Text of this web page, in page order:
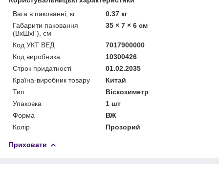
Вага в пакованні, кг
0.37 кг
Габарити паковання
(ВхШхГ), см
35 × 7 × 6 см
Код УКТ ВЕД
7017900000
Код виробника
10300426
Строк придатності
01.02.2035
Країна-виробник товару
Китай
Тип
Віскозиметр
Упаковка
1 шт
Форма
ВЖ
Колір
Прозорий
Приховати